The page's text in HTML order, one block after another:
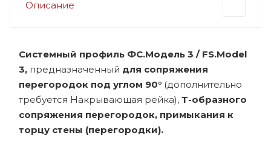
Описание
Системный профиль ФС.Модель 3 / FS.Model
3, предназначенный для сопряжения
перегородок под углом 90° (дополнительно
требуется Накрывающая рейка), Т-образного
сопряжения перегородок, примыкания к
торцу стены (перегородки).